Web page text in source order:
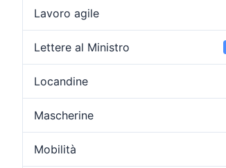
Lavoro agile
Lettere al Ministro
Locandine
Mascherine
Mobilità